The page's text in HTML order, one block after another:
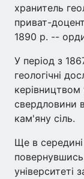
хранитель
приват-
1890 р. --
У період з
геологічні
керівництвом
свердловини
кам'яну сіль.
Ще в
повернувшись
університеті